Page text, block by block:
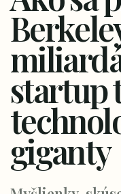
startup
giganty